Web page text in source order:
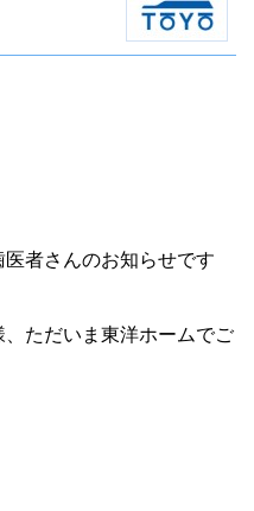
者さんのお知らせです
ただいま東洋ホームでご